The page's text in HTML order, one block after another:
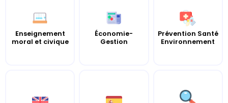
Enseignement
moral et civique
Économie-
Gestion
Prévention Santé
Environnement